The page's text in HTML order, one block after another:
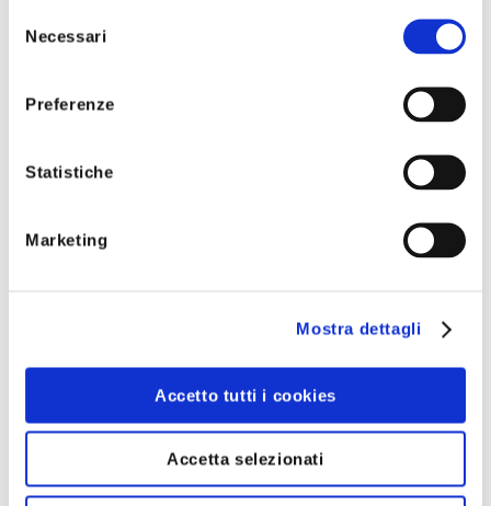
delNecessari
Preferenze
Statistiche
Marketing
Mostra dettagli
Accetto tutti i cookies
Accetta selezionati
Speciali
LA GIORNATA INTERNAZIONALE
DELLA LUCE